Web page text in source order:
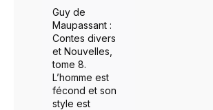
Guy de
Maupassant :
Contes divers
et Nouvelles,
tome 8.
L’homme est
fécond et son
style est